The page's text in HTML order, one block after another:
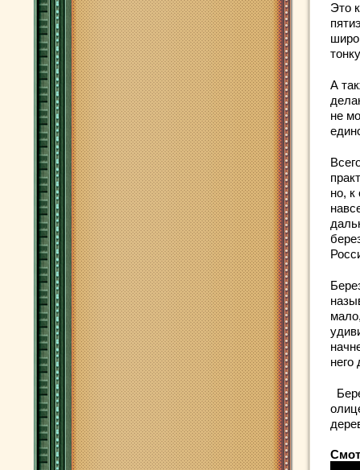
Это
А
не
но, к
него